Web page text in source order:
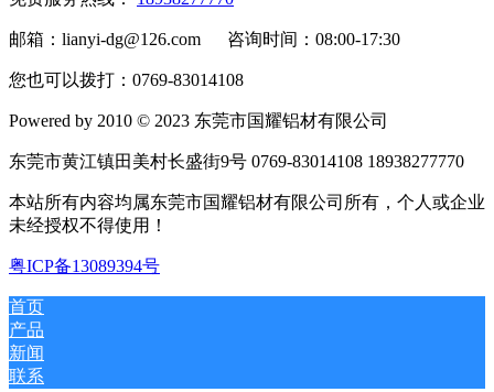
邮箱：lianyi-dg@126.com 咨询时间：08:00-17:30
您也可以拨打：0769-83014108
Powered by 2010 © 2023 东莞市国耀铝材有限公司
东莞市黄江镇田美村长盛街9号 0769-83014108 18938277770
本站所有内容均属东莞市国耀铝材有限公司所有，个人或企业
未经授权不得使用！
粤ICP备13089394号
首页
产品
新闻
联系